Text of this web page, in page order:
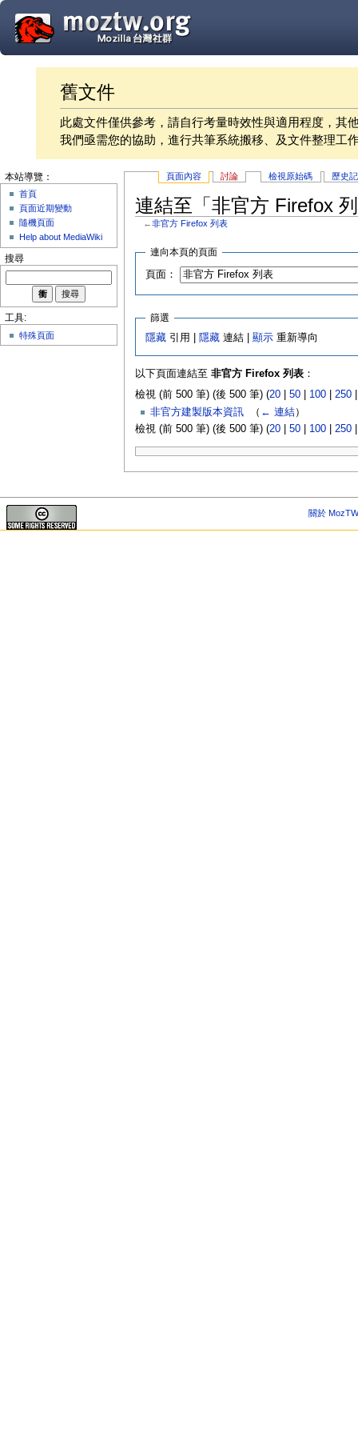
舊文件
此處文件僅供參考，請自行考量時效性與適用程度，其
我們亟需您的協助，進行共筆系統搬移、及文件整理工
頁面內容 討論 檢視原始碼 歷史
連結至「非官方 Firefox
←非官方 Firefox 列表
連向本頁的頁面
頁面：
篩選
隱藏 引用 | 隱藏 連結 |顯示 重新導向
以下頁面連結至 非官方 Firefox 列表：
檢視 (前 500 筆) (後 500 筆) (20| 50| 100| 250
非官方建製版本資訊‎ （ ← 連結）
檢視 (前 500 筆) (後 500 筆) (20| 50| 100| 250
本站導覽：
首頁
頁面近期變動
隨機頁面
Help about MediaWiki
搜尋
工具:
特殊頁面
關於